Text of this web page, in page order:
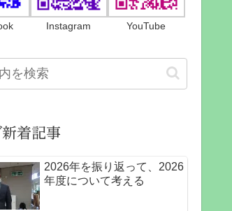
Instagram YouTube
着記事
2026年を振り返って、2026
年度について考える